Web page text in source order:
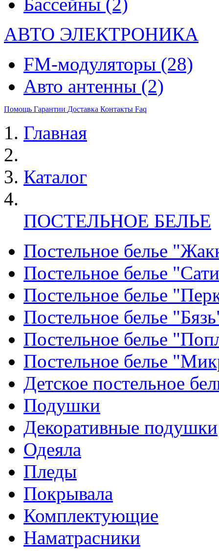
АВТО ЭЛЕКТРОНИКА
FM-модуляторы (28)
Авто антенны (2)
Помощь Гарантии Доставка Контакты Faq
Главная
Каталог
ПОСТЕЛЬНОЕ БЕЛЬЕ
Постельное белье
Постельное белье
Постельное белье
Постельное белье
Постельное белье
Постельное белье
Детское постельное
Подушки
Декоративные подушки
Одеяла
Пледы
Покрывала
Комплектующие
Наматрасники